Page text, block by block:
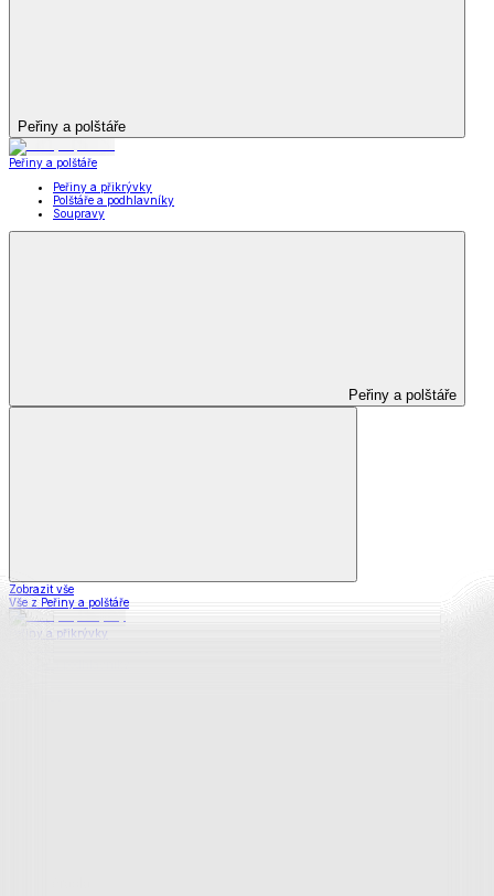
Peřiny a polštáře
Peřiny a polštáře
Peřiny a přikrývky
Polštáře a podhlavníky
Soupravy
Peřiny a polštáře
Zobrazit vše
Vše z Peřiny a polštáře
Peřiny a přikrývky